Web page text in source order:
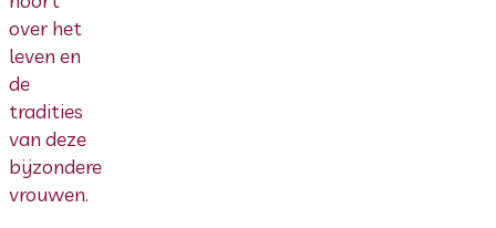
over het
leven en
de
tradities
van deze
bijzondere
vrouwen.